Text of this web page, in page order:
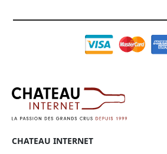
CHATEAU INTERNET